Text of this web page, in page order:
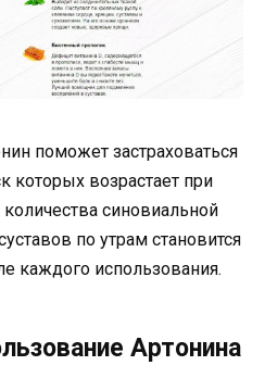
поможет застраховаться
которых возрастает при
количества синовиальной
по утрам становится
каждого использования.
Артонина